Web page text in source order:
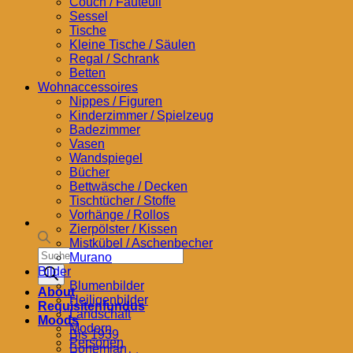
Products
search
About
Requisitenfundus
Moods
Bis 1939
Bohemian
Sessel
Tische
Kleine Tische / Säulen
Regal / Schrank
Betten
Wohnaccessoires
Nippes / Figuren
Kinderzimmer / Spielzeug
Badezimmer
Vasen
Wandspiegel
Bücher
Bettwäsche / Decken
Tischtücher / Stoffe
Vorhänge / Rollos
Zierpölster / Kissen
Mistkübel / Aschenbecher
Murano
Bilder
Blumenbilder
Heiligenbilder
Landschaft
Modern
Personen